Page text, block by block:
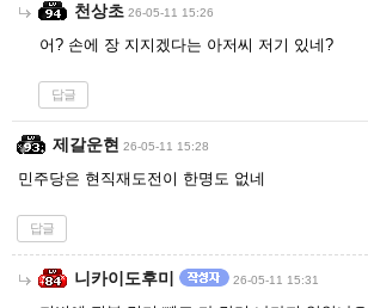
천상초 26-05-11 15:26
어? 손에 장 지지겠다는 아저씨 저기 있네?
답글
제갈운현 26-05-11 15:28
민주당은 현직재도전이 한명도 없네
답글
니카이도후미 26-05-11 15:31